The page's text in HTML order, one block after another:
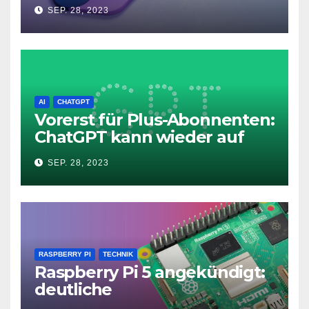
11 SEP. 28, 2023
AI CHATGPT
Vorerst für Plus-Abonnenten:
ChatGPT kann wieder auf
das Internet zugreifen
SEP. 28, 2023
RASPBERRY PI TECHNIK
Raspberry Pi 5 angekündigt:
deutliche